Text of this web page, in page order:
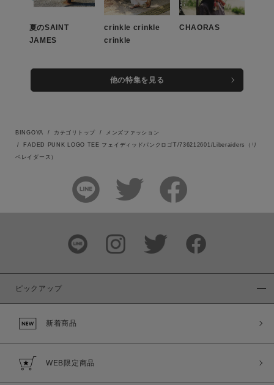
この条件で絞り込む
夏のSAINT
JAMES
crinkle crinkle
crinkle
CHAORAS
他の特集を見る
BINGOYA カテゴリトップ
メンズファッション
FADED PUNK LOGO TEE フェイディッドパンクロゴT/736212601/Liberaiders（リ
ベレイダース）
ピックアップ
新着商品
WEB限定商品